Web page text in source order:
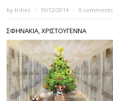
bytrihes 19/12/2014 0 comments
ΣΦΗΝΑΚΙΑ,ΧΡΙΣΤΟΥΓΕΝΝΑ